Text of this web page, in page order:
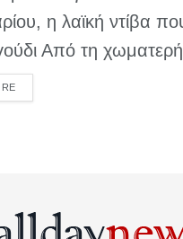
η λαϊκή ντίβα
Από τη
DETAILS